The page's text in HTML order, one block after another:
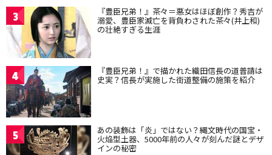
3 『豊臣兄弟！』茶々＝悪女はほぼ創作？秀吉が
溺愛、豊臣家滅亡を背負わされた茶々(井上和)
の壮絶すぎる生涯
4 『豊臣兄弟！』で描かれた織田信長の道普請は
史実？信長が実施した街道整備の施策を紹介
5 あの装飾は「炎」ではない？縄文時代の国宝・
火焔型土器、5000年前の人々が刻んだ謎とデザ
インの秘密